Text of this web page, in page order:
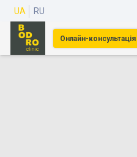
UA RU
Онлайн-консультація